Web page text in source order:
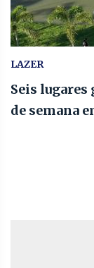
LAZER
Seis
de semana